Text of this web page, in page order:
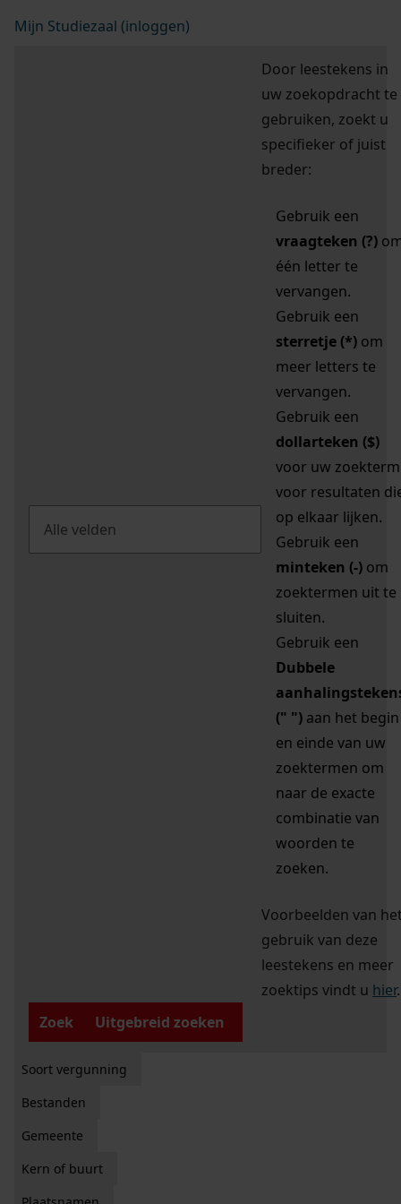
Mijn Studiezaal (inloggen)
Door leestekens in
uw zoekopdracht te
gebruiken, zoekt u
specifieker of juist
breder:
Gebruik een
vraagteken (?)
één letter te
vervangen.
Gebruik een
sterretje (*) om
meer letters te
vervangen.
Gebruik een
dollarteken ($)
voor uw zoekterm
voor resultaten
op elkaar lijken.
Gebruik een
minteken (-) om
zoektermen uit te
sluiten.
Gebruik een
Dubbele
(" ") aan het begin
en einde van uw
zoektermen om
naar de exacte
combinatie van
woorden te
zoeken.
Voorbeelden van
gebruik van deze
leestekens en meer
zoektips vindt u hier.
Zoek
Uitgebreid zoeken
Soort vergunning
Bestanden
Gemeente
Kern of buurt